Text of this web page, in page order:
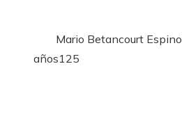
Mario Betancourt Espino
años125